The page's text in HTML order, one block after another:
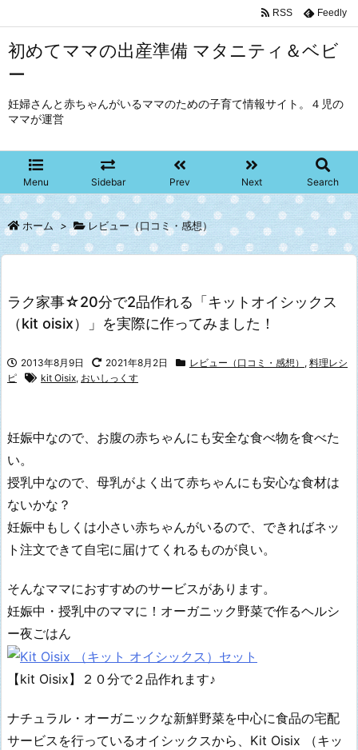
初めてママの出産準備 マタニティ＆ベビ
ー
妊婦さんと赤ちゃんがいるママのための子育て情報サイト。４児の
ママが運営
Menu Sidebar Prev Next Search
RSS Feedly
ホーム > レビュー（口コミ・感想）
ラク家事☆20分で2品作れる「キットオイシックス
（kit oisix）」を実際に作ってみました！
2013年8月9日 2021年8月2日 レビュー（口コミ・感想） , 料理レシ
ピ
kit Oisix, おいしっくす
妊娠中なので、お腹の赤ちゃんにも安全な食べ物を食べた
い。
授乳中なので、母乳がよく出て赤ちゃんにも安心な食材は
ないかな？
妊娠中もしくは小さい赤ちゃんがいるので、できればネッ
ト注文できて自宅に届けてくれるものが良い。
そんなママにおすすめのサービスがあります。
妊娠中・授乳中のママに！オーガニック野菜で作るヘルシ
ー夜ごはん
【kit Oisix】２０分で２品作れます♪
ナチュラル・オーガニックな新鮮野菜を中心に食品の宅配
サービスを行っているオイシックスから、Kit Oisix （キッ